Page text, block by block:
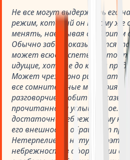
Не все могут выдержать его
режим, который он к тому же
менять, навязывая свой
Обычно забот оказывается
может всюду успеть. Часто
идущие, хотя не до конца
Может чрезмерно рисковать,
все сомнительные
разговорчив, любит
прочитанное и услышанное.
достаточно небрежно, ему не
его внешность обращают
Нетерпелив по натуре,
небрежность в оформлении